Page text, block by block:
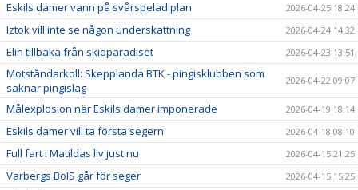
Eskils damer vann på svårspelad plan 2026-04-25 18:24
Iztok vill inte se någon underskattning 2026-04-24 14:32
Elin tillbaka från skidparadiset 2026-04-23 13:51
Motståndarkoll: Skepplanda BTK - pingisklubben som
saknar pingislag
2026-04-22 09:07
Målexplosion när Eskils damer imponerade 2026-04-19 18:14
Eskils damer vill ta första segern 2026-04-18 08:10
Full fart i Matildas liv just nu 2026-04-15 21:25
Varbergs BoIS går för seger 2026-04-15 15:25